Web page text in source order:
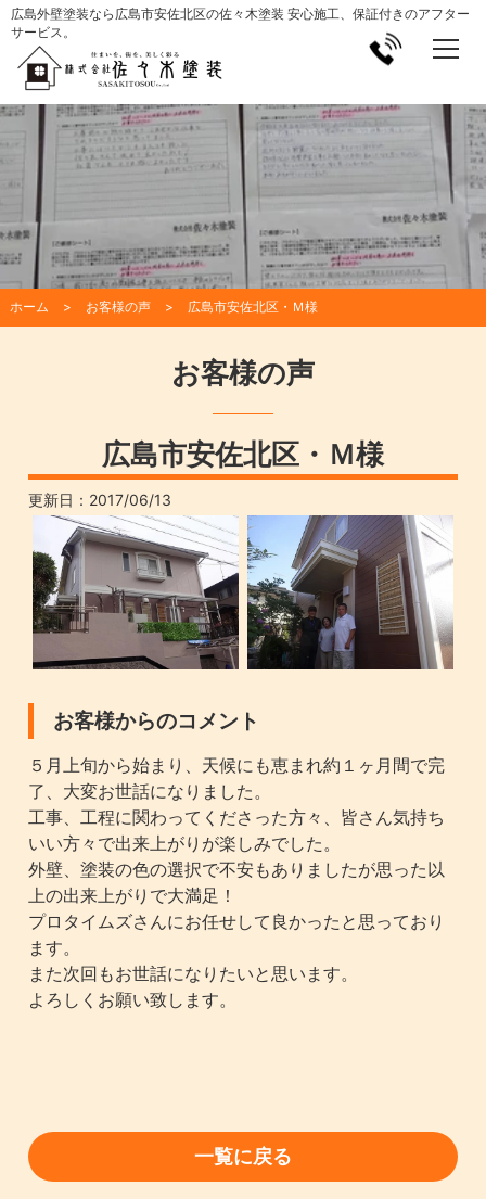
広島外壁塗装なら広島市安佐北区の佐々木塗装 安心施工、保証付きのアフター
サービス。
ホーム お客様の声 広島市安佐北区・Ｍ様
お客様の声
広島市安佐北区・Ｍ様
更新日： 2017/06/13
お客様からのコメント
５月上旬から始まり、天候にも恵まれ約１ヶ月間で完
了、大変お世話になりました。
工事、工程に関わってくださった方々、皆さん気持ち
いい方々で出来上がりが楽しみでした。
外壁、塗装の色の選択で不安もありましたが思った以
上の出来上がりで大満足！
プロタイムズさんにお任せして良かったと思っており
ます。
また次回もお世話になりたいと思います。
よろしくお願い致します。
一覧に戻る